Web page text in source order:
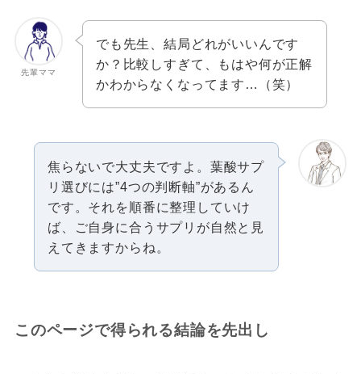
先輩ママ
でも先生、結局どれがいいんです
か？比較しすぎて、もはや何が正解
かわからなくなってます…（笑）
焦らないで大丈夫ですよ。葉酸サプ
リ選びには”4つの判断軸”があるん
です。それを順番に整理していけ
ば、ご自身に合うサプリが自然と見
えてきますからね。
このページで得られる結論を先出し